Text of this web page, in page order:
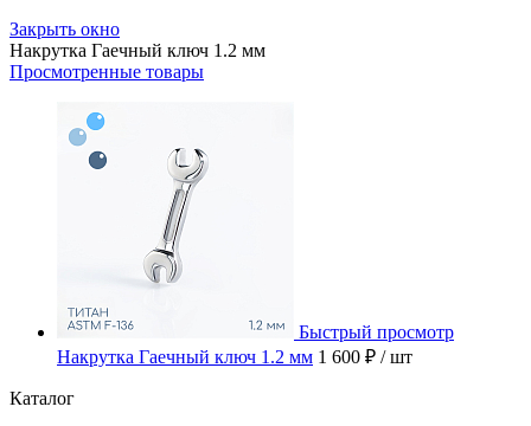
Закрыть окно
Накрутка Гаечный ключ 1.2 мм
Просмотренные товары
Быстрый просмотр
Накрутка Гаечный ключ 1.2 мм 1 600 ₽ / шт
Каталог